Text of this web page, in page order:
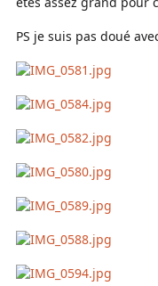
PS je suis pas doué